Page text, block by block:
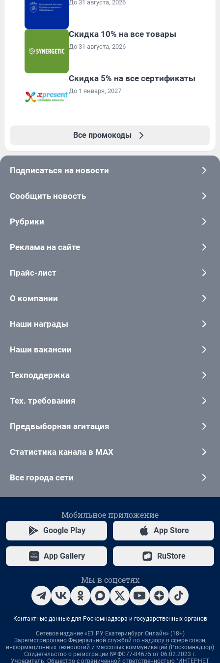
До 31 августа, 2026
Скидка 10% на все товары
До 31 августа, 2026
Скидка 5% на все сертификаты
До 1 января, 2027
Все промокоды
Подписаться на новости
Сообщить новость
Рубрики
Реклама на сайте
Прайс-лист
О компании
Наши награды
Наши вакансии
Техподдержка
Тех. требования
Предвыборная агитация
Статистика канала в MAX
Все города сети
Мобильное приложение
Google Play App Store
App Gallery RuStore
Мы в соцсетях
Контактные данные для Роскомнадзора и государственных органов
Сетевое издание «Е1.РУ Екатеринбург Онлайн» (18+)
Зарегистрировано Федеральной службой по надзору в сфере связи,
информационных технологий и массовых коммуникаций (Роскомнадзор)
Свидетельство о регистрации № ФС77-84675 от 06.02.2023 г.
Учредитель: Общество с ограниченной ответственностью "ИНТЕРНЕТ